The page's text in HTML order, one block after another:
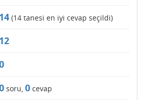
14 (14 tanesi en iyi cevap seçildi)
12
soru, 0 cevap